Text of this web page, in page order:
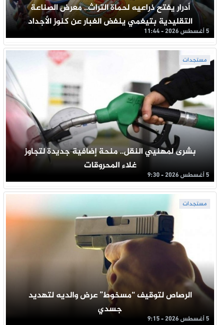
أدرار يفتح ذراعيه لحماة التراث.. معرض الصناعة
التقليدية بتيغمي ينفض الغبار عن كنوز الأجداد
5 أغسطس 2026 - 11:44
مستجدات
بشرى لمهنيي النقل.. منحة إضافية جديدة لتجاوز
غلاء المحروقات
5 أغسطس 2026 - 9:30
مستجدات
الرصاص لتوقيف “مسخوط” عرض والديه لتهديد
جسدي
5 أغسطس 2026 - 9:15